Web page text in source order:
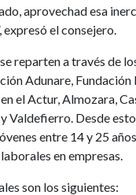
aprovechad esa
el consejero.
reparten a través de
Adunare,
el Actur, Almozara,
Valdefierro. Desde
entre 14 y 25
en empresas.
son los siguientes: